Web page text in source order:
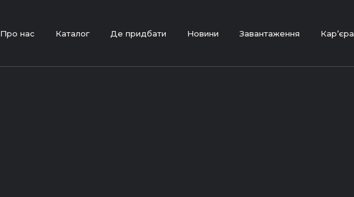
Про нас Каталог Де придбати Новини Завантаження Кар’єра